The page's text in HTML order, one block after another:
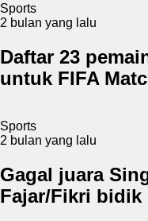
Sports
2 bulan yang lalu
Daftar 23
untuk FIFA
Sports
2 bulan yang lalu
Gagal juara
Fajar/Fikri bidik